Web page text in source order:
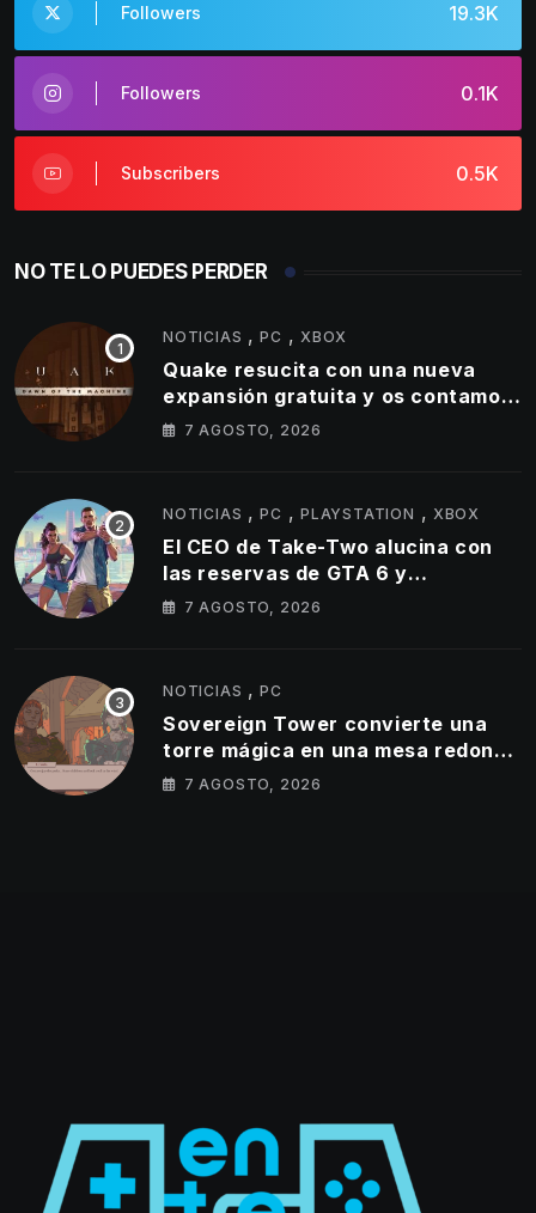
19.3K
Followers
0.1K
Followers
0.5K
Subscribers
NO TE LO PUEDES PERDER
NOTICIAS ,PC ,XBOX
Quake resucita con una nueva
expansión gratuita y os contamos
todos los detalles
7 AGOSTO, 2026
NOTICIAS ,PC ,PLAYSTATION , XBOX
El CEO de Take-Two alucina con
las reservas de GTA 6 y
actualizamos cifra de ventas de
7 AGOSTO, 2026
NOTICIAS ,PC
Sovereign Tower convierte una
torre mágica en una mesa redonda
llena de egos
7 AGOSTO, 2026